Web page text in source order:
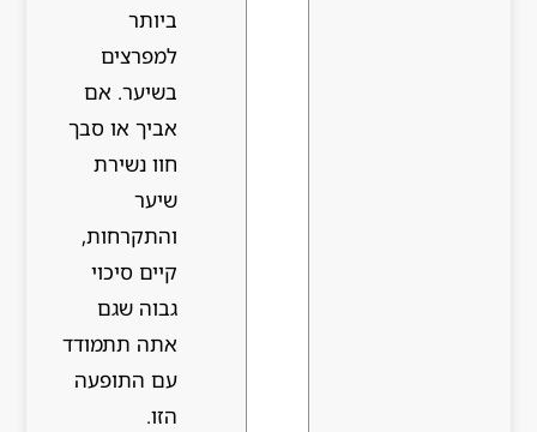
ביותר
למפרצים
בשיער. אם
אביך או סבך
חוו נשירת
שיער
והתקרחות,
קיים סיכוי
גבוה שגם
אתה תתמודד
עם התופעה
הזו.